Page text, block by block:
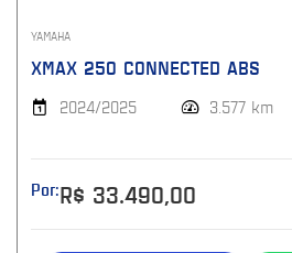
YAMAHA
XMAX 250 CONNECTED ABS
2024/2025 3.577 km
Por:R$ 33.490,00